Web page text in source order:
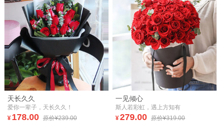
天长久久
爱你一辈子，天长久久！
¥ 178.00 原价¥239.00
一见倾心
斯人若彩虹，遇上方知有
¥279.00 原价¥319.00